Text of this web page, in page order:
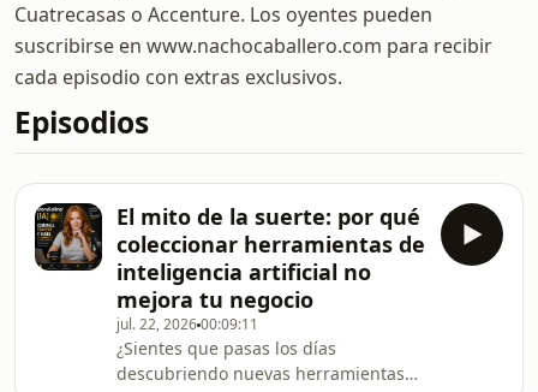
Cuatrecasas o Accenture. Los oyentes pueden
suscribirse en www.nachocaballero.com para recibir
cada episodio con extras exclusivos.
Episodios
El mito de la suerte: por qué
coleccionar herramientas de
inteligencia artificial no
mejora tu negocio
jul. 22, 202600:09:11
¿Sientes que pasas los días
descubriendo nuevas herramientas